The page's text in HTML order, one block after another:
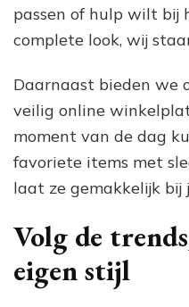
passen of hulp wilt bij
complete look, wij
Daarnaast bieden we
veilig online
moment van de dag
favoriete items met
laat ze gemakkelijk bij
Volg de
eigen stijl